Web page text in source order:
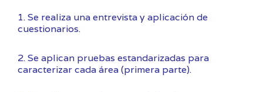
1. Se realiza una entrevista y aplicación de
cuestionarios.
2. Se aplican pruebas estandarizadas para
caracterizar cada área (primera parte).